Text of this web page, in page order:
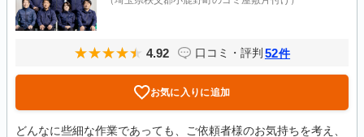
4.92 口コミ・評判 52件
お気に入りに追加
どんなに些細な作業であっても、ご依頼者様のお気持ちを考え、